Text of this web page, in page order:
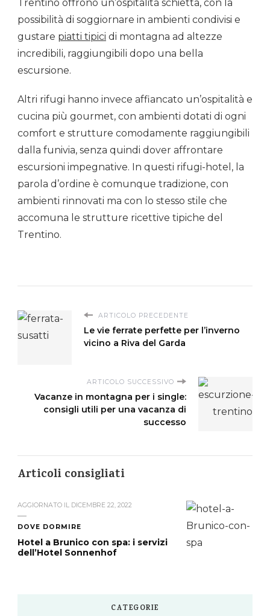
Trentino offrono un’ospitalità schietta, con la
possibilità di soggiornare in ambienti condivisi e
gustare piatti tipici di montagna ad altezze
incredibili, raggiungibili dopo una bella
escursione.
Altri rifugi hanno invece affiancato un’ospitalità e
cucina più gourmet, con ambienti dotati di ogni
comfort e strutture comodamente raggiungibili
dalla funivia, senza quindi dover affrontare
escursioni impegnative. In questi rifugi-hotel, la
parola d’ordine è comunque tradizione, con
ambienti rinnovati ma con lo stesso stile che
accomuna le strutture ricettive tipiche del
Trentino.
ARTICOLO PRECEDENTE
Le vie ferrate perfette per l’inverno
vicino a Riva del Garda
ARTICOLO SUCCESSIVO
Vacanze in montagna per i single:
consigli utili per una vacanza di
successo
Articoli consigliati
AGGIORNATO IL DICEMBRE 22, 2022
DOVE DORMIRE
Hotel a Brunico con spa: i servizi
dell’Hotel Sonnenhof
CATEGORIE